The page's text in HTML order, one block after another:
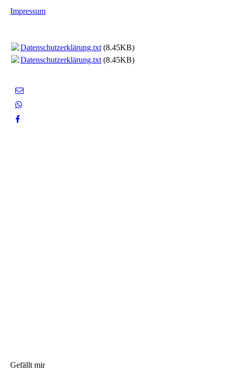
Impressum
Datenschutzerklärung.txt (8.45KB)
Datenschutzerklärung.txt (8.45KB)
Gefällt mir